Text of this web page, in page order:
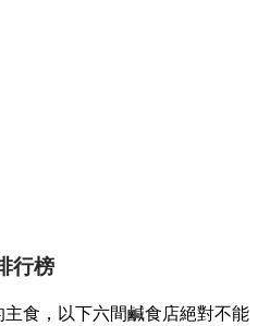
行榜
食，以下六間鹹食店絕對不能